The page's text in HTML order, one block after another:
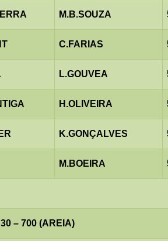
M.B.SOUZA
C.FARIAS
L.GOUVEA
H.OLIVEIRA
K.GONÇALVES
M.BOEIRA
– 700 (AREIA)